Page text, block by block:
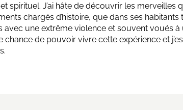
spirituel. J’ai hâte de découvrir les merveilles
chargés d’histoire, que dans ses
avec une extrême violence et souvent voués
chance de pouvoir vivre cette expérience et